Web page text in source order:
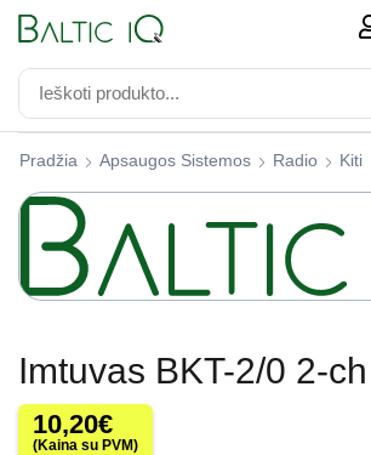
Pradžia Apsaugos Sistemos Radio Kiti
Imtuvas BKT-2/0 2-ch
10,20€
(Kaina su PVM)